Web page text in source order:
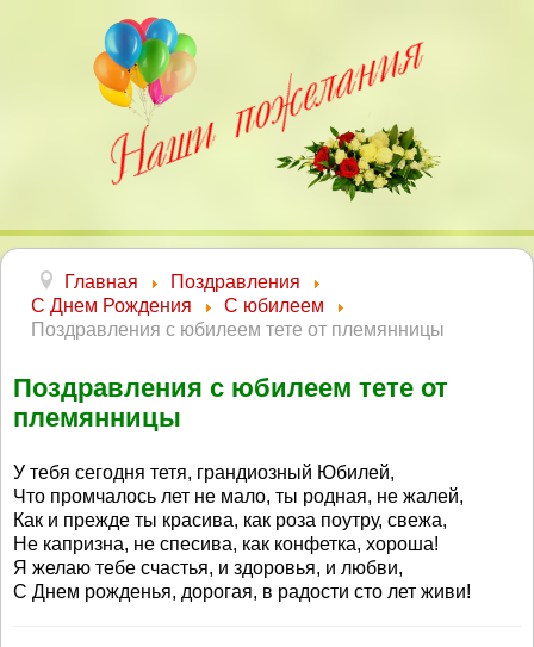
Главная
Поздравления
С Днем Рождения
С юбилеем
Поздравления с юбилеем тете от племянницы
Поздравления с юбилеем тете от
племянницы
У тебя сегодня тетя, грандиозный Юбилей,
Что промчалось лет не мало, ты родная, не жалей,
Как и прежде ты красива, как роза поутру, свежа,
Не капризна, не спесива, как конфетка, хороша!
Я желаю тебе счастья, и здоровья, и любви,
С Днем рожденья, дорогая, в радости сто лет живи!